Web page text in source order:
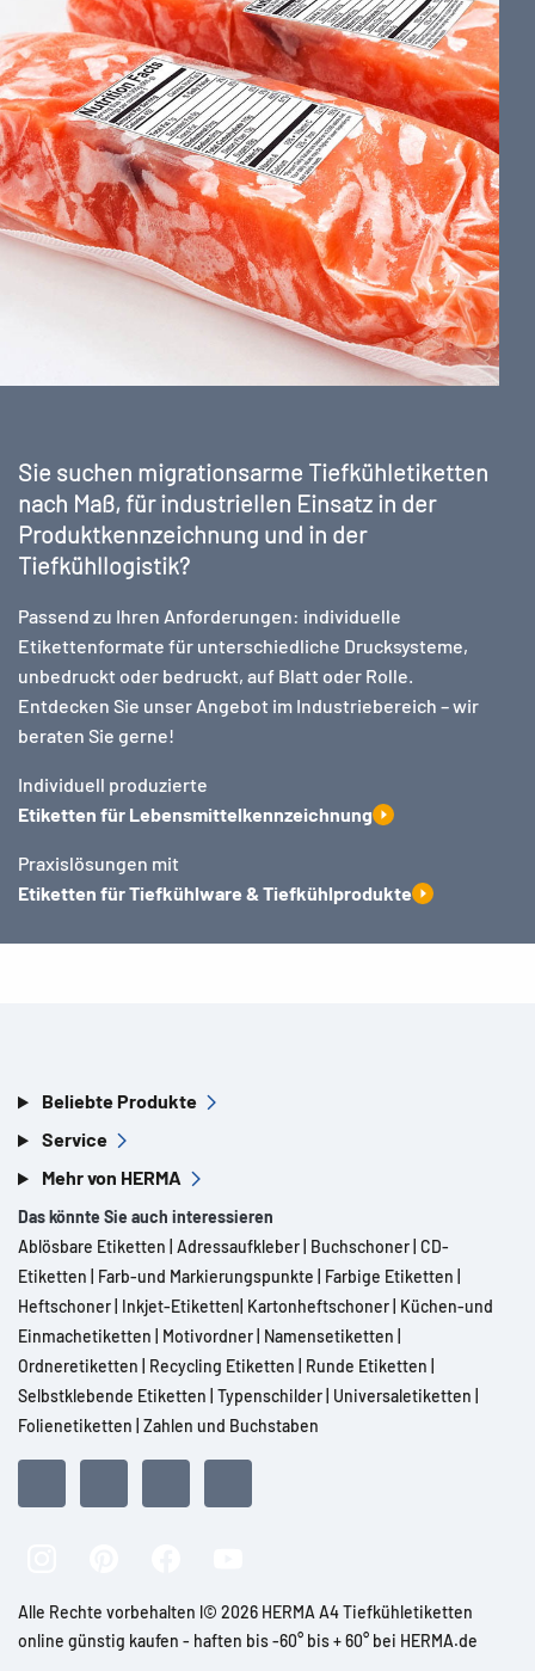
Sie suchen migrationsarme Tiefkühletiketten
nach Maß, für industriellen Einsatz in der
Produktkennzeichnung und in der
Tiefkühllogistik?
Passend zu Ihren Anforderungen: individuelle
Etikettenformate für unterschiedliche Drucksysteme,
unbedruckt oder bedruckt, auf Blatt oder Rolle.
Entdecken Sie unser Angebot im Industriebereich – wir
beraten Sie gerne!
Individuell produzierte
Etiketten für Lebensmittelkennzeichnung
Praxislösungen mit
Etiketten für Tiefkühlware & Tiefkühlprodukte
Beliebte Produkte
Service
Mehr von HERMA
Das könnte Sie auch interessieren
Ablösbare Etiketten Adressaufkleber Buchschoner CD-
Etiketten
Farb-und Markierungspunkte Farbige Etiketten
Heftschoner Inkjet-Etiketten Kartonheftschoner Küchen-und
Einmachetiketten
Motivordner Namensetiketten
Ordneretiketten
Recycling Etiketten Runde Etiketten
Selbstklebende Etiketten Typenschilder Universaletiketten
Folienetiketten Zahlen und Buchstaben
Alle Rechte vorbehalten l© 2026 HERMA A4 Tiefkühletiketten
online günstig kaufen - haften bis -60° bis + 60° bei HERMA.de